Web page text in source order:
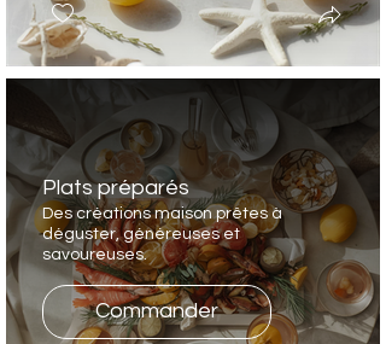
Plats préparés
Des créations maison prêtes à
déguster, généreuses et
savoureuses.
Commander